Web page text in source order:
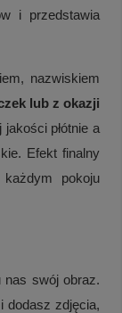
i przedstawia
nazwiskiem
lub z okazji
płótnie a
Efekt finalny
pokoju
nas swój obraz.
dodasz zdjęcia,